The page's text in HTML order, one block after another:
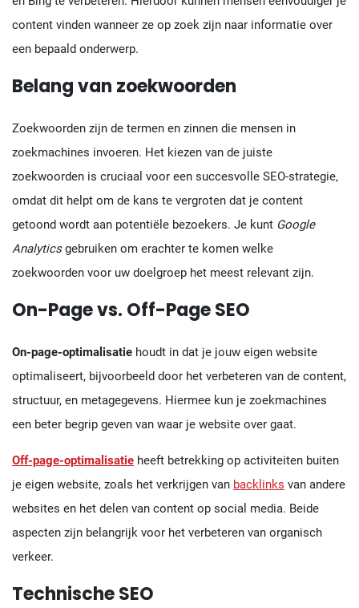
content vinden wanneer ze op zoek zijn naar informatie over
een bepaald onderwerp.
Belang van zoekwoorden
Zoekwoorden zijn de termen en zinnen die mensen in
zoekmachines invoeren. Het kiezen van de juiste
zoekwoorden is cruciaal voor een succesvolle SEO-strategie,
omdat dit helpt om de kans te vergroten dat je content
getoond wordt aan potentiële bezoekers. Je kunt Google
Analyticsgebruiken om erachter te komen welke
zoekwoorden voor uw doelgroep het meest relevant zijn.
On-Page vs. Off-Page SEO
On-page-optimalisatie houdt in dat je jouw eigen website
optimaliseert, bijvoorbeeld door het verbeteren van de content,
structuur, en metagegevens. Hiermee kun je zoekmachines
een beter begrip geven van waar je website over gaat.
Off-page-optimalisatie heeft betrekking op activiteiten buiten
je eigen website, zoals het verkrijgen van backlinks van andere
websites en het delen van content op social media. Beide
aspecten zijn belangrijk voor het verbeteren van organisch
verkeer.
Technische SEO